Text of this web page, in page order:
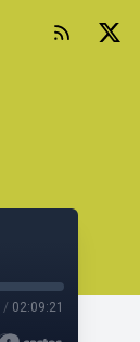
/ 02:09:21